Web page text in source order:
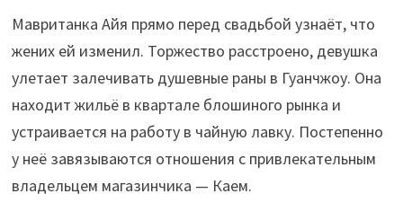
Мавританка Айя прямо перед свадьбой узнаёт, что
жених ей изменил. Торжество расстроено, девушка
улетает залечивать душевные раны в Гуанчжоу. Она
находит жильё в квартале блошиного рынка и
устраивается на работу в чайную лавку. Постепенно
у неё завязываются отношения с привлекательным
владельцем магазинчика — Каем.